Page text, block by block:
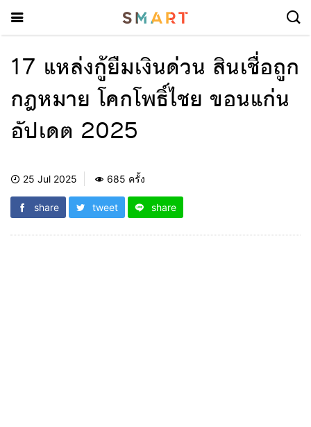
17 แหล่งกู้ยืมเงินด่วน สินเชื่อถูก
กฎหมาย โคกโพธิ์ไชย ขอนแก่น
อัปเดต 2025
25 Jul 2025 685 ครั้ง
share tweet share